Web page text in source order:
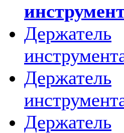
Держатель
Держатель
Держатель